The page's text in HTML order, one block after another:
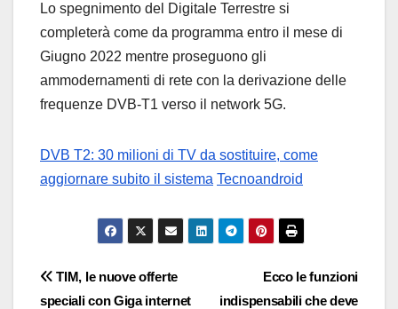
Lo spegnimento del Digitale Terrestre si
completerà come da programma entro il mese di
Giugno 2022 mentre proseguono gli
ammodernamenti di rete con la derivazione delle
frequenze DVB-T1 verso il network 5G.
DVB T2: 30 milioni di TV da sostituire, come
aggiornare subito il sistema Tecnoandroid
Navigazione
Ecco le funzioni
indispensabili che deve
TIM, le nuove offerte
speciali con Giga internet